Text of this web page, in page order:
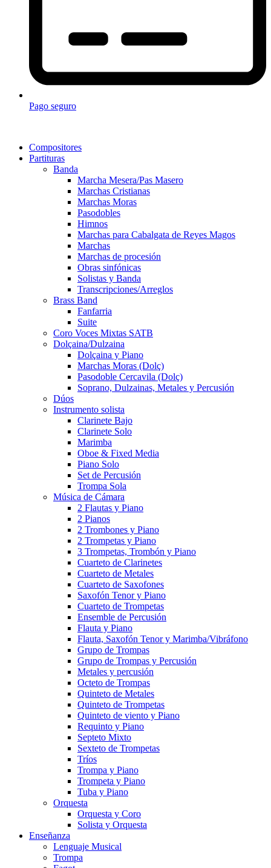
Pago seguro
Compositores
Partituras
Banda
Marcha Mesera/Pas Masero
Marchas Cristianas
Marchas Moras
Pasodobles
Himnos
Marchas para Cabalgata de Reyes Magos
Marchas
Marchas de procesión
Obras sinfónicas
Solistas y Banda
Transcripciones/Arreglos
Brass Band
Fanfarria
Suite
Coro Voces Mixtas SATB
Dolçaina/Dulzaina
Dolçaina y Piano
Marchas Moras (Dolç)
Pasodoble Cercavila (Dolç)
Soprano, Dulzainas, Metales y Percusión
Dúos
Instrumento solista
Clarinete Bajo
Clarinete Solo
Marimba
Oboe & Fixed Media
Piano Solo
Set de Percusión
Trompa Sola
Música de Cámara
2 Flautas y Piano
2 Pianos
2 Trombones y Piano
2 Trompetas y Piano
3 Trompetas, Trombón y Piano
Cuarteto de Clarinetes
Cuarteto de Metales
Cuarteto de Saxofones
Saxofón Tenor y Piano
Cuarteto de Trompetas
Ensemble de Percusión
Flauta y Piano
Flauta, Saxofón Tenor y Marimba/Vibráfono
Grupo de Trompas
Grupo de Trompas y Percusión
Metales y percusión
Octeto de Trompas
Quinteto de Metales
Quinteto de Trompetas
Quinteto de viento y Piano
Requinto y Piano
Septeto Mixto
Sexteto de Trompetas
Tríos
Trompa y Piano
Trompeta y Piano
Tuba y Piano
Orquesta
Orquesta y Coro
Solista y Orquesta
Enseñanza
Lenguaje Musical
Trompa